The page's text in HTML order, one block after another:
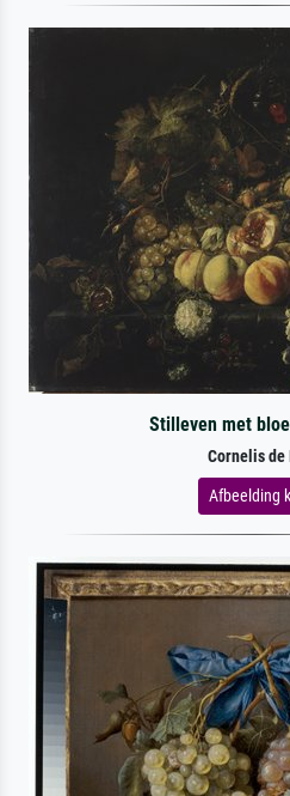
Stilleven met
Cornelis de
Afbeelding